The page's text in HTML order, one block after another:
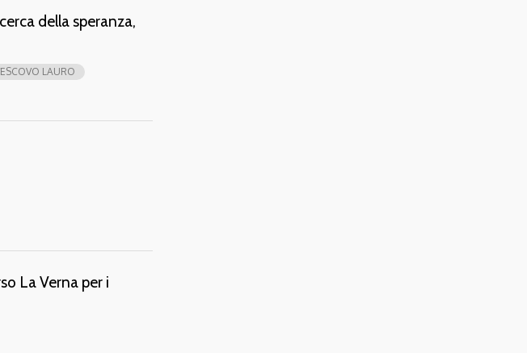
della speranza,
LAURO
La Verna per i